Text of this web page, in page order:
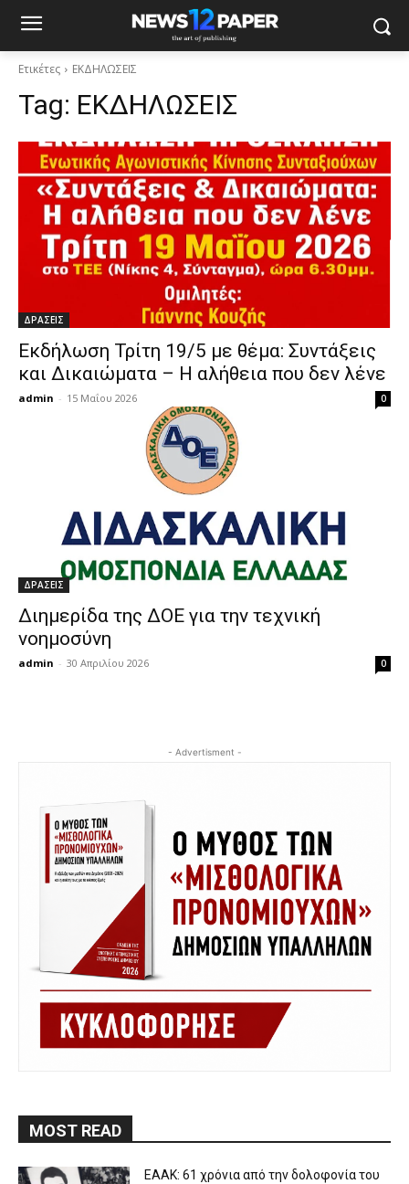
Ετικέτες ΕΚΔΗΛΩΣΕΙΣ
Tag: ΕΚΔΗΛΩΣΕΙΣ
ΔΡΑΣΕΙΣ
Εκδήλωση Τρίτη 19/5 με θέμα: Συντάξεις
και Δικαιώματα – Η αλήθεια που δεν λένε
admin - 15 Μαΐου 2026 0
ΔΡΑΣΕΙΣ
Διημερίδα της ΔΟΕ για την τεχνική
νοημοσύνη
admin - 30 Απριλίου 2026 0
- Advertisment -
MOST READ
ΕΑΑΚ: 61 χρόνια από την δολοφονία του